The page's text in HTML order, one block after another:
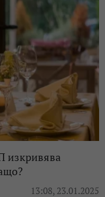
изкривява
13:08, 23.01.2025